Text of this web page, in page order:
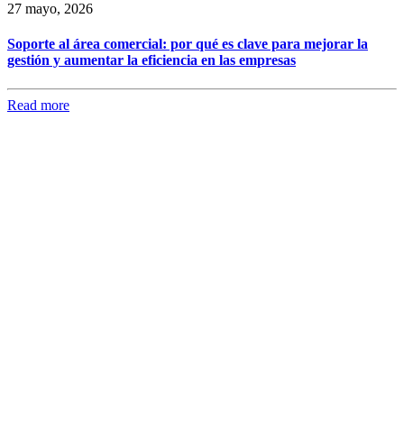
27 mayo, 2026
Soporte al área comercial: por qué es clave para mejorar la
gestión y aumentar la eficiencia en las empresas
Read more